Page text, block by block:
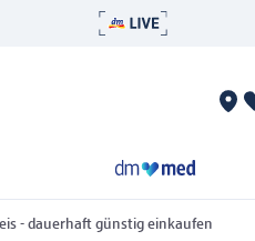
- dauerhaft günstig einkaufen